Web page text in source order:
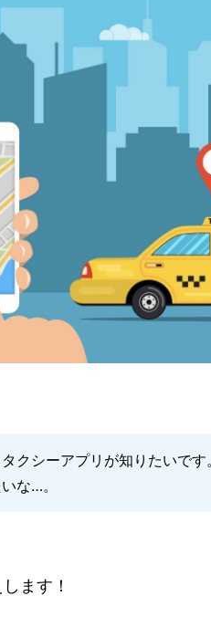
クシーアプリが知りたいで
な…。
ます！